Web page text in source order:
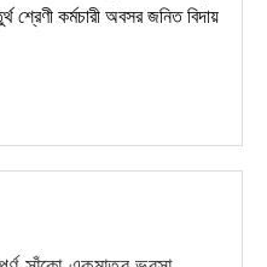
কর্মচারী অবসর জনিত বিদায়